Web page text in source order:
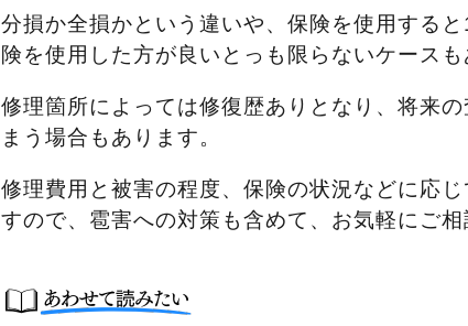
分損か全損かという違いや、保険を使用する
険を使用した方が良いとっも限らないケースも
修理箇所によっては修復歴ありとなり、将来
まう場合もあります。
修理費用と被害の程度、保険の状況などに応
すので、雹害への対策も含めて、お気軽にご相